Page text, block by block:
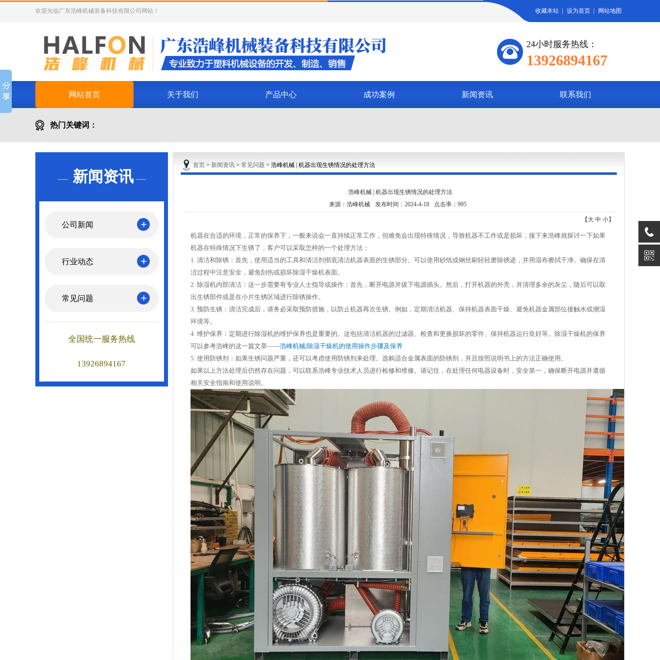
欢迎光临广东浩峰机械装备科技有限公司网站！ 收藏本站 设为首页 网站地图
24小时服务热线：
13926894167
网站首页 关于我们 产品中心 成功案例 新闻资讯 联系我们
热门关键词：
— 新闻资讯—
公司新闻
行业动态
常见问题
全国统一服务热线
13926894167
首页 > 新闻资讯 > 常见问题 > 浩峰机械 | 机器出现生锈情况的处理方法
浩峰机械 | 机器出现生锈情况的处理方法
来源：浩峰机械
发布时间：2024-4-18 点击率：995
【 大 中 小】
机器在合适的环境，正常的保养下，一般来说会一直持续正常工作，但难免会出现特殊情况，导致机器不工作或是损坏，接下来浩峰就探讨一下如果
机器在特殊情况下生锈了，客户可以采取怎样的一个处理方法：
1. 清洁和除锈：首先，使用适当的工具和清洁剂彻底清洁机器表面的生锈部分。可以使用砂纸或钢丝刷轻轻磨除锈迹，并用湿布擦拭干净。确保在清
洁过程中注意安全，避免刮伤或损坏除湿干燥机表面。
2. 除湿机内部清洁：这一步需要有专业人士指导或操作：首先，断开电源并拔下电源插头。然后，打开机器的外壳，并清理多余的灰尘，随后可以取
出生锈部件或是在小片生锈区域进行除锈操作。
3. 预防生锈：清洁完成后，请务必采取预防措施，以防止机器再次生锈。例如，定期清洁机器、保持机器表面干燥、避免机器金属部位接触水或潮湿
环境等。
4. 维护保养：定期进行除湿机的维护保养也是重要的。这包括清洁机器的过滤器、检查和更换损坏的零件、保持机器运行良好等。除湿干燥机的保养
可以参考浩峰的这一篇文章——浩峰机械|除湿干燥机的使用操作步骤及保养
5. 使用防锈剂：如果生锈问题严重，还可以考虑使用防锈剂来处理。选购适合金属表面的防锈剂，并且按照说明书上的方法正确使用。
如果以上方法处理后仍然存在问题，可以联系浩峰专业技术人员进行检修和维修。请记住，在处理任何电器设备时，安全第一，确保断开电源并遵循
相关安全指南和使用说明。